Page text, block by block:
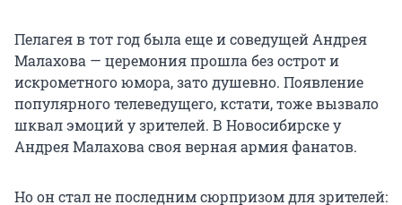
Пелагея в тот год была еще и соведущей Андрея
Малахова — церемония прошла без острот и
искрометного юмора, зато душевно. Появление
популярного телеведущего, кстати, тоже вызвало
шквал эмоций у зрителей. В Новосибирске у
Андрея Малахова своя верная армия фанатов.
Но он стал не последним сюрпризом для зрителей: